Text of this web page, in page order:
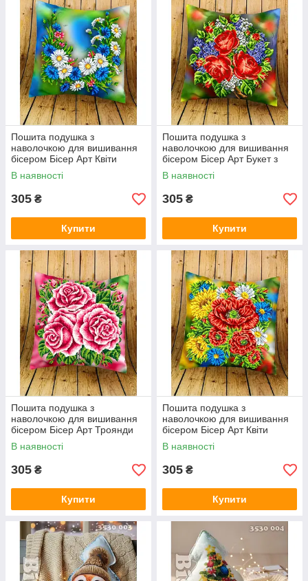
Пошита подушка з
наволочкою для вишивання
бісером Бісер Арт Квіти
2929704
В наявності
305 ₴
Купити
Пошита подушка з
наволочкою для вишивання
бісером Бісер Арт Букет з
трояндами 2929703
В наявності
305 ₴
Купити
Пошита подушка з
наволочкою для вишивання
бісером Бісер Арт Троянди
2929702
В наявності
305 ₴
Купити
Пошита подушка з
наволочкою для вишивання
бісером Бісер Арт Квіти
2929701
В наявності
305 ₴
Купити